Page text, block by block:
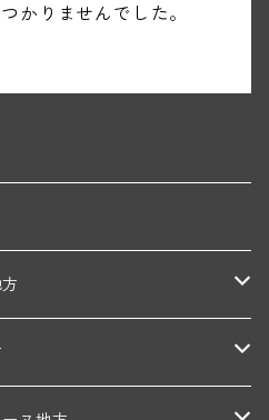
かりませんでした。